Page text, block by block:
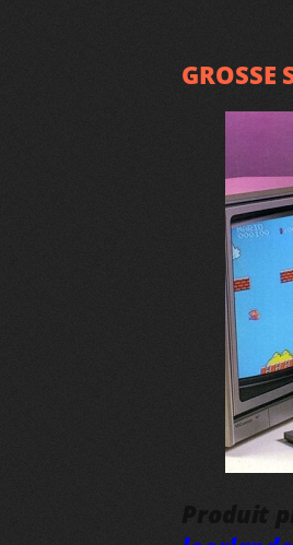
GROSSE
Produit